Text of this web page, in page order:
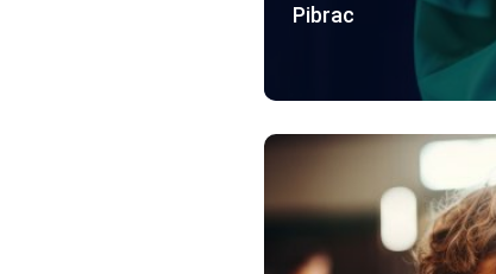
Pibrac